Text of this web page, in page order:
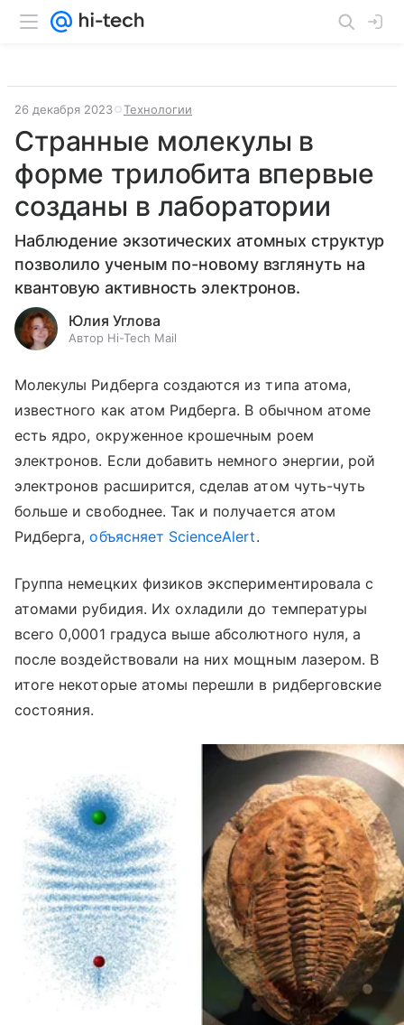
26 декабря 2023 Технологии
Странные молекулы в
форме трилобита впервые
созданы в лаборатории
Наблюдение экзотических атомных структур
позволило ученым по-новому взглянуть на
квантовую активность электронов.
Юлия Углова
Автор Hi-Tech Mail
Молекулы Ридберга создаются из типа атома,
известного как атом Ридберга. В обычном атоме
есть ядро, окруженное крошечным роем
электронов. Если добавить немного энергии, рой
электронов расширится, сделав атом чуть-чуть
больше и свободнее. Так и получается атом
Ридберга,объясняет ScienceAlert.
Группа немецких физиков экспериментировала с
атомами рубидия. Их охладили до температуры
всего 0,0001 градуса выше абсолютного нуля, а
после воздействовали на них мощным лазером. В
итоге некоторые атомы перешли в ридберговские
состояния.